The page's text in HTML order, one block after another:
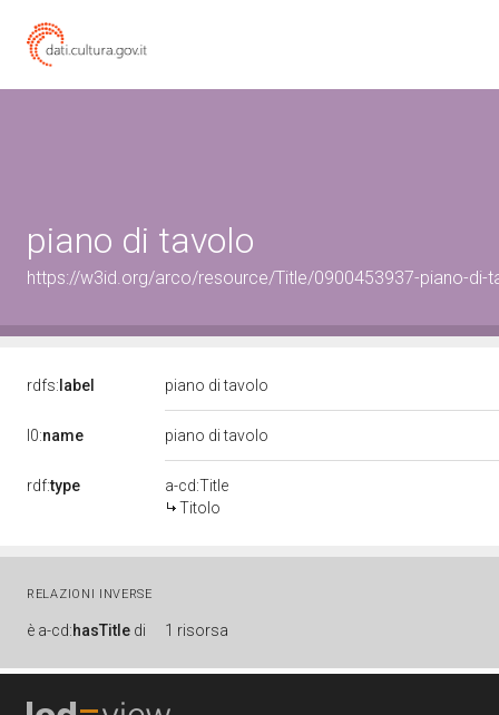
piano di tavolo
https://w3id.org/arco/resource/Title/0900453937-piano-di-
rdfs: label piano di tavolo
l0:name piano di tavolo
rdf:type
a-cd:Title
Titolo
RELAZIONI INVERSE
è a-cd:hasTitle di 1 risorsa